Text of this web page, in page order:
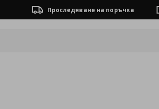
Проследяване на поръчка